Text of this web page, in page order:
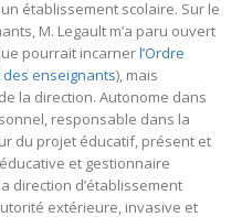
établissement scolaire. Sur le
M. Legault m’a paru ouvert
pourrait incarnerl’Ordre
enseignants), mais
la direction. Autonome dans
responsable dans la
du projet éducatif, présent et
et gestionnaire
direction d’établissement
extérieure, invasive et